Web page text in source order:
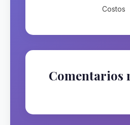
Costos
Comentarios